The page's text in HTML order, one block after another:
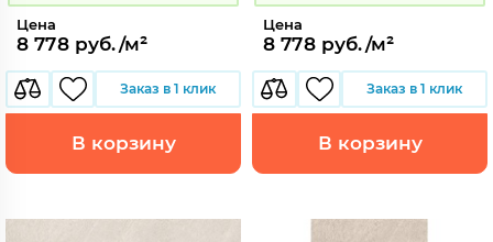
Цена
8 778 руб./м²
Заказ в 1 клик
В корзину
Цена
8 778 руб./м²
Заказ в 1 клик
В корзину